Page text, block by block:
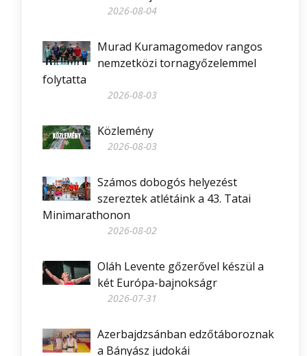
2026-08-04
Murad Kuramagomedov rangos
nemzetközi tornagyőzelemmel
folytatta
2026-08-03
Közlemény
2026-08-03
Számos dobogós helyezést
szereztek atlétáink a 43. Tatai
Minimarathonon
2026-08-02
Oláh Levente gőzerővel készül a
két Európa-bajnokságr
2026-07-31
Azerbajdzsánban edzőtáboroznak
a Bányász judokái